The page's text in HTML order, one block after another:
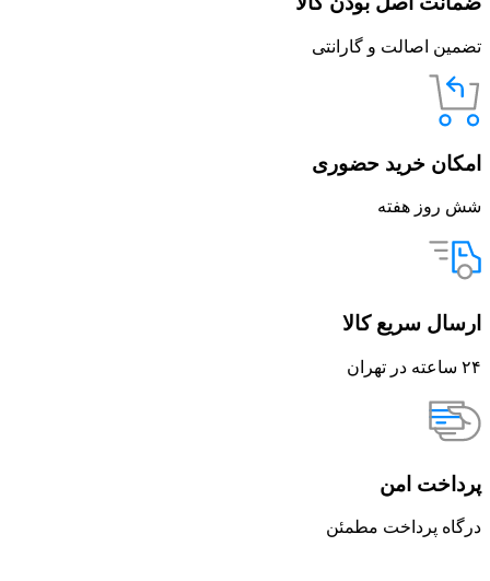
تضمین اصالت و گارانتی
امکان خرید حضوری
شش روز هفته
ارسال سریع کالا
۲۴ ساعته در تهران
پرداخت امن
درگاه پرداخت مطمئن